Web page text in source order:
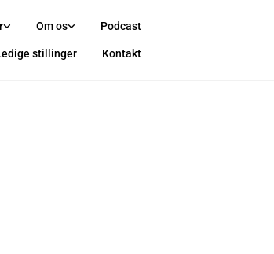
Om os Podcast
stillinger Kontakt